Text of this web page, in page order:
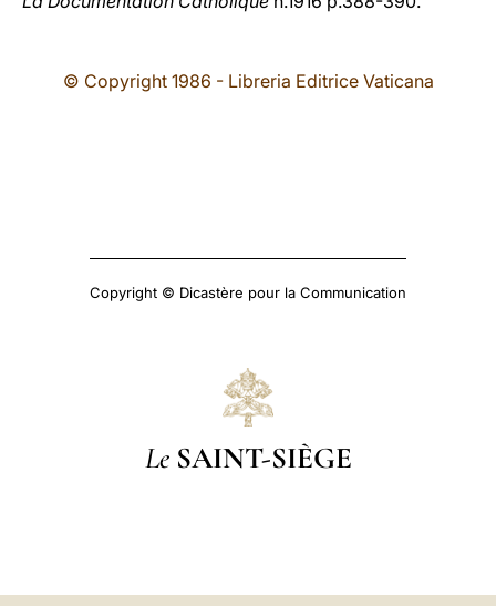
© Copyright 1986 - Libreria Editrice Vaticana
Copyright © Dicastère pour la Communication
Le SAINT-SIÈGE